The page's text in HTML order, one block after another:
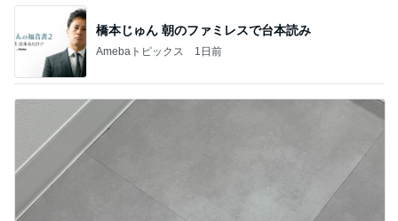
橋本じゅん 朝のファミレスで台本読み
Amebaトピックス 1日前